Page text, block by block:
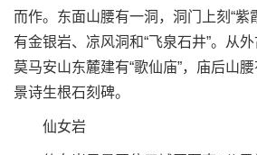
而作。东面山腰有一洞，洞门上刻“紫
有金银岩、凉风洞和“飞泉石井”。从外
莫马安山东麓建有“歌仙庙”，庙后山
景诗生根石刻碑。
仙女岩